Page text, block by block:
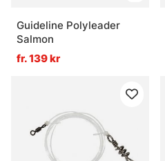
Guideline Polyleader
Salmon
fr. 139 kr